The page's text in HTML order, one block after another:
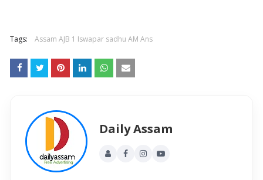
Tags: Assam AJB 1 Iswapar sadhu AM Ans
Daily Assam